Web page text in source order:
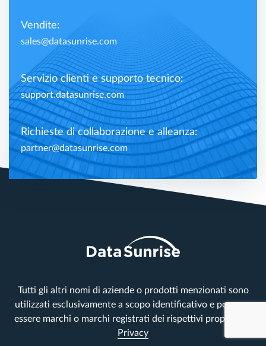
Vendite:
sales@datasunrise.com
Servizio clienti e supporto tecnico:
support.datasunrise.com
Richieste di collaborazione e alleanza:
partner@datasunrise.com
Tutti gli altri nomi di aziende o prodotti menzionati sono
utilizzati esclusivamente a scopo identificativo e possono
essere marchi o marchi registrati dei rispettivi proprietari.
Privacy